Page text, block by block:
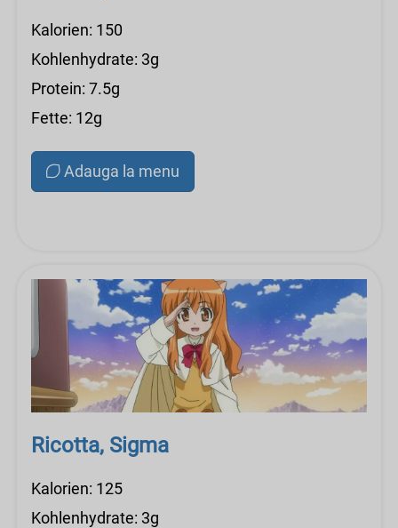
Kalorien: 150
Kohlenhydrate: 3g
Protein: 7.5g
Fette: 12g
Adauga la menu
Ricotta, Sigma
Kalorien: 125
Kohlenhydrate: 3g